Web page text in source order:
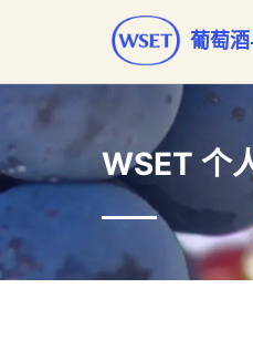
葡萄
WSET 个